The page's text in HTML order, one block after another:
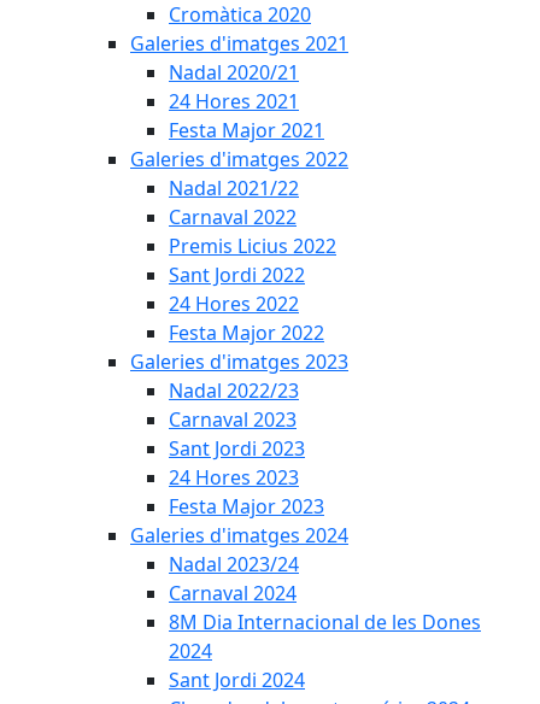
Cromàtica 2020
Galeries d'imatges 2021
Nadal 2020/21
24 Hores 2021
Festa Major 2021
Galeries d'imatges 2022
Nadal 2021/22
Carnaval 2022
Premis Licius 2022
Sant Jordi 2022
24 Hores 2022
Festa Major 2022
Galeries d'imatges 2023
Nadal 2022/23
Carnaval 2023
Sant Jordi 2023
24 Hores 2023
Festa Major 2023
Galeries d'imatges 2024
Nadal 2023/24
Carnaval 2024
8M Dia Internacional de les Dones
2024
Sant Jordi 2024